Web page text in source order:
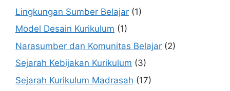
Lingkungan Sumber Belajar (1)
Model Desain Kurikulum (1)
Narasumber dan Komunitas Belajar (2)
Sejarah Kebijakan Kurikulum (3)
Sejarah Kurikulum Madrasah (17)